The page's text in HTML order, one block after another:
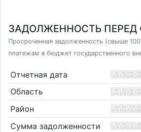
ЗАДОЛЖЕННОСТЬ ПЕРЕД
Просроченная задолженность (свыше
платежам в бюджет государственного
Отчетная дата
Область
Район
Сумма задолженности